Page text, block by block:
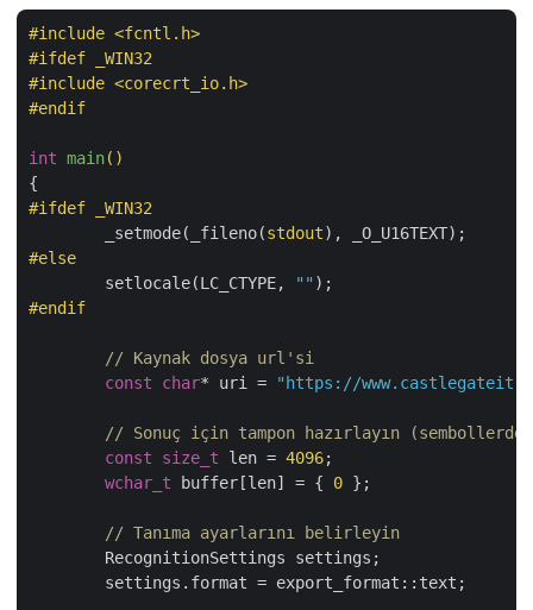
#include <fcntl.h>
#ifdef _WIN32
#include <corecrt_io.h>
#endif
int main()
#ifdef _WIN32
	_setmode(_fileno(
stdout
#else
	setlocale(LC_CTYPE,
""
#endif
// Kaynak dosya url'si
const
char* uri = "https://
// Sonuç için tampon hazırlayın
const
size_t len = 4096;
wchar_t buffer[len] = { 0 };
// Tanıma ayarlarını belirleyin